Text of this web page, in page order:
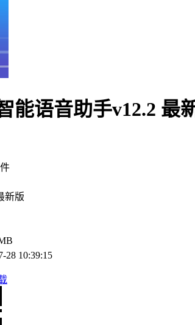
能语音助手v12.2 最
新版
28 10:39:15